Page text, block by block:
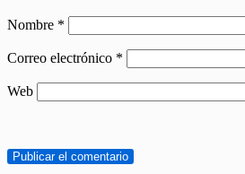
Nombre *
Correo electrónico *
Web